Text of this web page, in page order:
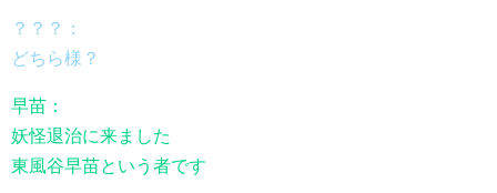
？？？：
どちら様？
早苗：
妖怪退治に来ました
東風谷早苗という者です